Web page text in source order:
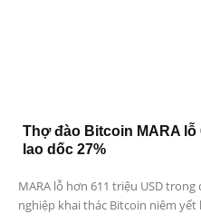
Thợ đào Bitcoin MARA lỗ
lao dốc 27%
MARA lỗ hơn 611 triệu USD
nghiệp khai thác Bitcoin niêm